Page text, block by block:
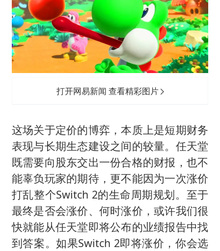
打开网易新闻 查看精彩图片
这场关于定价的博弈，本质上是短期财务
表现与长期生态建设之间的较量。任天堂
既需要向股东交出一份合格的财报，也不
能辜负玩家的期待，更不能因为一次涨价
打乱整个Switch 2的生命周期规划。至于
最终是否会涨价、何时涨价，或许我们很
快就能从任天堂即将公布的业绩报告中找
到答案。如果Switch 2即将涨价，你会选